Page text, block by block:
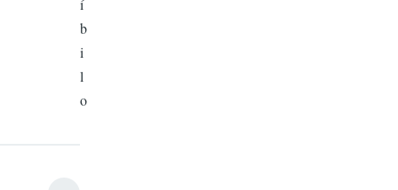
b
i
l
o